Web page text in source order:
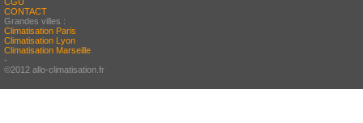
CONTACT
Grandes villes :
Climatisation Paris
Climatisation Lyon
Climatisation Marseille
-
©2012 allo-climatisation.fr